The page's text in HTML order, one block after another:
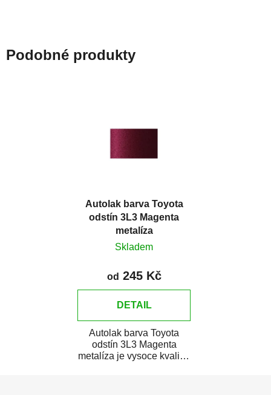
Podobné produkty
Autolak barva Toyota
odstín 3L3 Magenta
metalíza
Skladem
od 245 Kč
DETAIL
Autolak barva Toyota
odstín 3L3 Magenta
metalíza je vysoce kvalitní